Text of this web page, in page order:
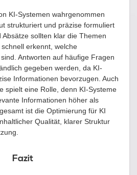
KI-Systemen wahrgenommen
strukturiert und präzise formuliert
sollten klar die Themen
erkennt, welche
Antworten auf häufige Fragen
gegeben werden, da KI-
Informationen bevorzugen. Auch
spielt eine Rolle, denn KI-Systeme
Informationen höher als
ist die Optimierung für KI
Qualität, klarer Struktur
Fazit